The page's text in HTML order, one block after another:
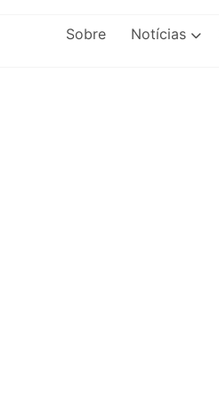
Sobre Notícias